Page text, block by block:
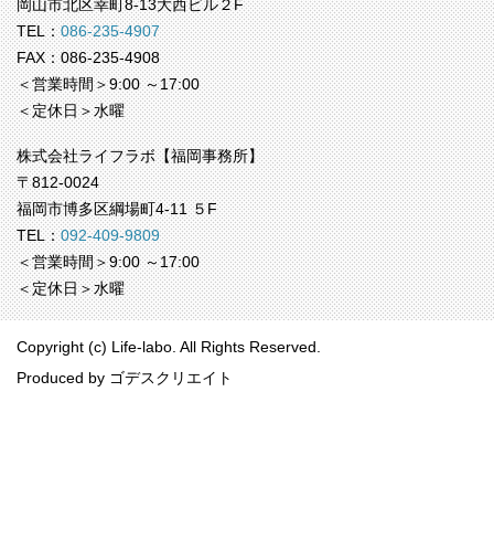
岡山市北区幸町8-13大西ビル２F
TEL：086-235-4907
FAX：086-235-4908
＜営業時間＞9:00 ～17:00
＜定休日＞水曜
株式会社ライフラボ【福岡事務所】
〒812-0024
福岡市博多区綱場町4-11 ５F
TEL：092-409-9809
＜営業時間＞9:00 ～17:00
＜定休日＞水曜
Copyright (c) Life-labo. All Rights Reserved.
Produced by ゴデスクリエイト